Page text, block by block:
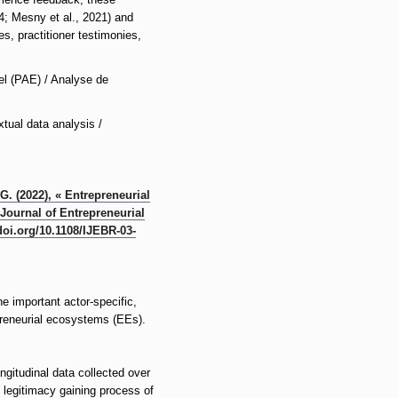
Mesny et al., 2021) and
practitioner testimonies,
(PAE) / Analyse de
data analysis /
(2022), « Entrepreneurial
of Entrepreneurial
10.1108/IJEBR-03-
important actor-specific,
ecosystems (EEs).
data collected over
gaining process of